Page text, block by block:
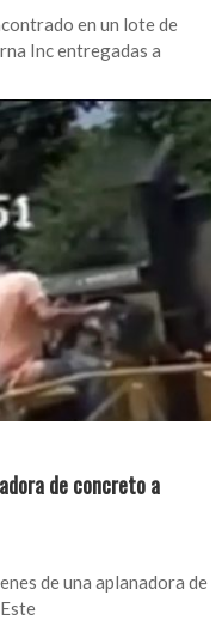
en un lote de
Inc entregadas a
de concreto a
de una aplanadora de